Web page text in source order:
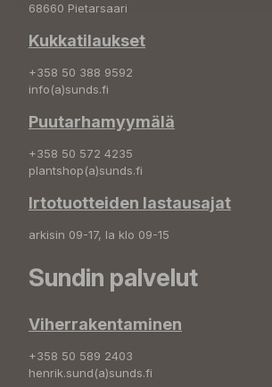
68660 Pietarsaari
Kukkatilaukset
+358 50 388 9592
info(a)sunds.fi
Puutarhamyymälä
+358 50 572 4235
plantshop(a)sunds.fi
Irtotuotteiden lastausajat
arkisin 09-17, la klo 09-15
Sundin palvelut
Viherrakentaminen
+358 50 589 2403
henrik.sund(a)sunds.fi